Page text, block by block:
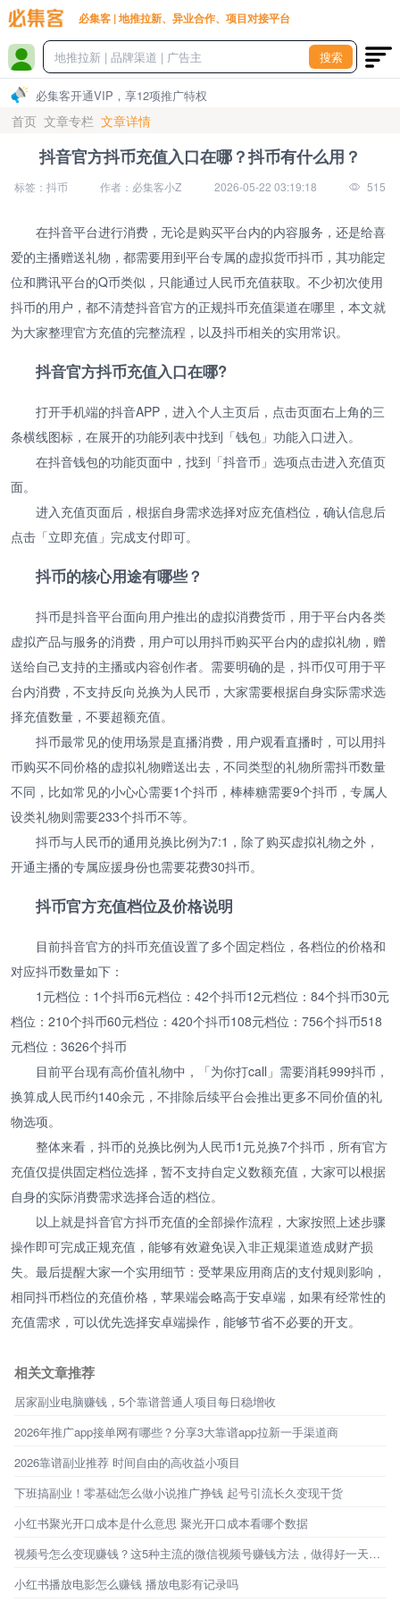
必集客 | 地推拉新、异业合作、项目对接平台
搜索
必集客开通VIP，享12项推广特权
首页 文章专栏 文章详情
抖音官方抖币充值入口在哪？抖币有什么用？
标签：抖币 作者：必集客小Z 2026-05-22 03:19:18 515
在抖音平台进行消费，无论是购买平台内的内容服务，还是给喜
爱的主播赠送礼物，都需要用到平台专属的虚拟货币抖币，其功能定
位和腾讯平台的Q币类似，只能通过人民币充值获取。不少初次使用
抖币的用户，都不清楚抖音官方的正规抖币充值渠道在哪里，本文就
为大家整理官方充值的完整流程，以及抖币相关的实用常识。
抖音官方抖币充值入口在哪?
打开手机端的抖音APP，进入个人主页后，点击页面右上角的三
条横线图标，在展开的功能列表中找到「钱包」功能入口进入。
在抖音钱包的功能页面中，找到「抖音币」选项点击进入充值页
面。
进入充值页面后，根据自身需求选择对应充值档位，确认信息后
点击「立即充值」完成支付即可。
抖币的核心用途有哪些？
抖币是抖音平台面向用户推出的虚拟消费货币，用于平台内各类
虚拟产品与服务的消费，用户可以用抖币购买平台内的虚拟礼物，赠
送给自己支持的主播或内容创作者。需要明确的是，抖币仅可用于平
台内消费，不支持反向兑换为人民币，大家需要根据自身实际需求选
择充值数量，不要超额充值。
抖币最常见的使用场景是直播消费，用户观看直播时，可以用抖
币购买不同价格的虚拟礼物赠送出去，不同类型的礼物所需抖币数量
不同，比如常见的小心心需要1个抖币，棒棒糖需要9个抖币，专属人
设类礼物则需要233个抖币不等。
抖币与人民币的通用兑换比例为7:1，除了购买虚拟礼物之外，
开通主播的专属应援身份也需要花费30抖币。
抖币官方充值档位及价格说明
目前抖音官方的抖币充值设置了多个固定档位，各档位的价格和
对应抖币数量如下：
1元档位：1个抖币6元档位：42个抖币12元档位：84个抖币30元
档位：210个抖币60元档位：420个抖币108元档位：756个抖币518
元档位：3626个抖币
目前平台现有高价值礼物中，「为你打call」需要消耗999抖币，
换算成人民币约140余元，不排除后续平台会推出更多不同价值的礼
物选项。
整体来看，抖币的兑换比例为人民币1元兑换7个抖币，所有官方
充值仅提供固定档位选择，暂不支持自定义数额充值，大家可以根据
自身的实际消费需求选择合适的档位。
以上就是抖音官方抖币充值的全部操作流程，大家按照上述步骤
操作即可完成正规充值，能够有效避免误入非正规渠道造成财产损
失。最后提醒大家一个实用细节：受苹果应用商店的支付规则影响，
相同抖币档位的充值价格，苹果端会略高于安卓端，如果有经常性的
充值需求，可以优先选择安卓端操作，能够节省不必要的开支。
相关文章推荐
居家副业电脑赚钱，5个靠谱普通人项目每日稳增收
2026年推广app接单网有哪些？分享3大靠谱app拉新一手渠道商
2026靠谱副业推荐 时间自由的高收益小项目
下班搞副业！零基础怎么做小说推广挣钱 起号引流长久变现干货
小红书聚光开口成本是什么意思 聚光开口成本看哪个数据
视频号怎么变现赚钱？这5种主流的微信视频号赚钱方法，做得好一天能赚1000+
小红书播放电影怎么赚钱 播放电影有记录吗